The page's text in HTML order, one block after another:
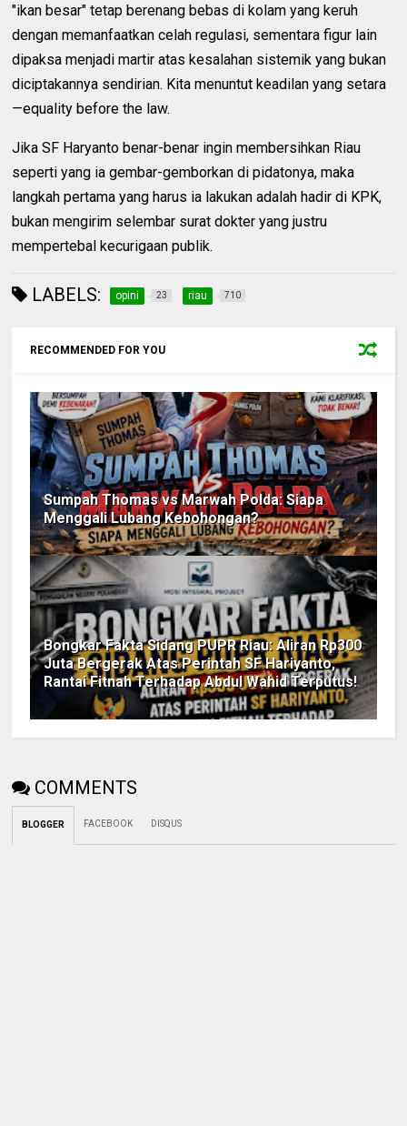
"ikan besar" tetap berenang bebas di kolam yang keruh
dengan memanfaatkan celah regulasi, sementara figur lain
dipaksa menjadi martir atas kesalahan sistemik yang bukan
diciptakannya sendirian. Kita menuntut keadilan yang setara
—equality before the law.
Jika SF Haryanto benar-benar ingin membersihkan Riau
seperti yang ia gembar-gemborkan di pidatonya, maka
langkah pertama yang harus ia lakukan adalah hadir di KPK,
bukan mengirim selembar surat dokter yang justru
mempertebal kecurigaan publik.
LABELS: opini 23 riau 710
RECOMMENDED FOR YOU
Sumpah Thomas vs Marwah Polda: Siapa
Menggali Lubang Kebohongan?
Bongkar Fakta Sidang PUPR Riau: Aliran Rp300
Juta Bergerak Atas Perintah SF Hariyanto,
Rantai Fitnah Terhadap Abdul Wahid Terputus!
COMMENTS
BLOGGER FACEBOOK DISQUS